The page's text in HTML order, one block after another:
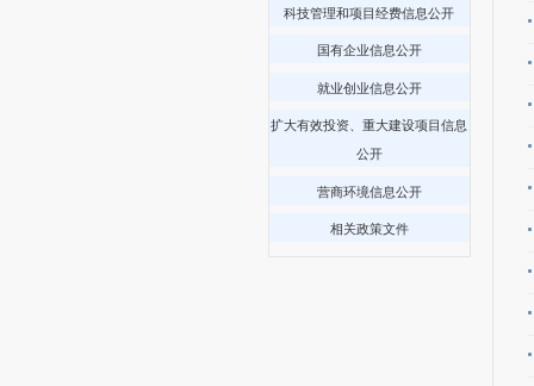
科技管理和项目经费信息公开
国有企业信息公开
就业创业信息公开
扩大有效投资、重大建设项目信息
公开
营商环境信息公开
相关政策文件